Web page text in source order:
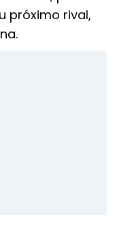
próximo rival,